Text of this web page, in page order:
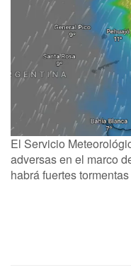
El Servicio
adversas en el marco
habrá fuertes